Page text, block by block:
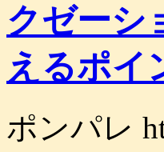
クゼーシ
えるポイ
ポンパレ